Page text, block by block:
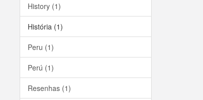
History (1)
História (1)
Peru (1)
Perú (1)
Resenhas (1)